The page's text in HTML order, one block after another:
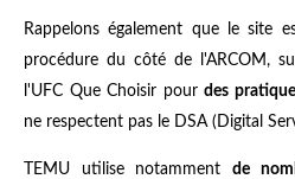
Rappelons également que le site
procédure du côté de l'ARCOM,
l'UFC Que Choisir pourdes
ne respectent pas le DSA (Digital
TEMU utilise notammentde